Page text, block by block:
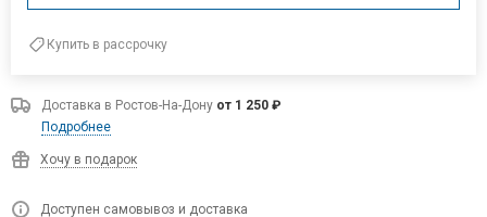
Купить в рассрочку
Доставка в Ростов-На-Дону от 1 250 ₽
Подробнее
Хочу в подарок
Доступен самовывоз и доставка